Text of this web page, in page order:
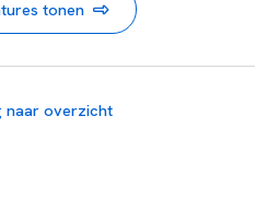
tonen
naar overzicht